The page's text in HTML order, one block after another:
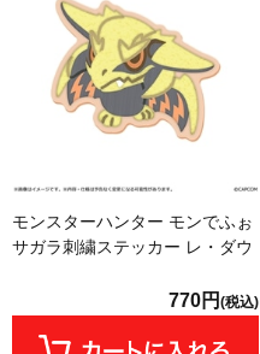
モンスターハンター モンでふぉ
サガラ刺繍ステッカー レ・ダウ
770円 (税込)